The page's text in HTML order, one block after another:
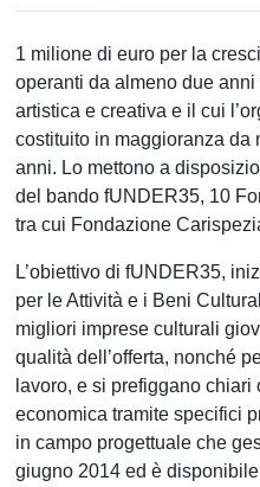
1 milione di euro per la
operanti da almeno due
artistica e creativa e il cui
costituito in maggioranza da
anni. Lo mettono a
del bando fUNDER35, 10
tra cui Fondazione
L’obiettivo di fUNDER35,
per le Attività e i Beni
migliori imprese culturali
qualità dell’offerta, nonché
lavoro, e si prefiggano
economica tramite specifici
in campo progettuale che
giugno 2014 ed è